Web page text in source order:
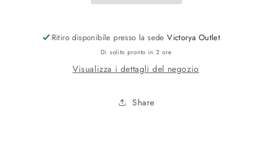
Ritiro disponibile presso la sedeVictorya Outlet
Di solito pronto in 2 ore
Visualizza i dettagli del negozio
Share